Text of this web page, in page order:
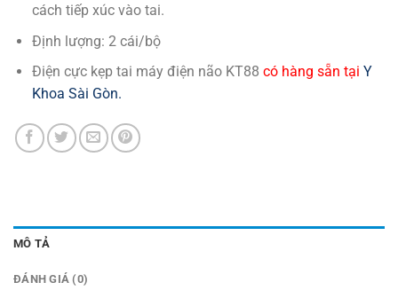
cách tiếp xúc vào tai.
Định lượng: 2 cái/bộ
Điện cực kẹp tai máy điện não KT88 có hàng sẵn tại Y
Khoa Sài Gòn.
MÔ TẢ
ĐÁNH GIÁ (0)